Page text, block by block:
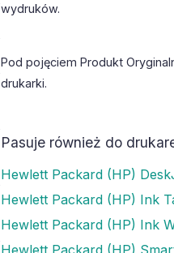
wydruków.
Pod pojęciem Produkt
drukarki.
Pasuje również do
Hewlett Packard (HP)
Hewlett Packard (HP) Ink
Hewlett Packard (HP) Ink
Hewlett Packard (HP)